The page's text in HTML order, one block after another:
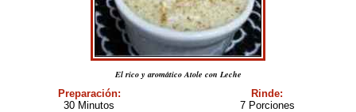
El rico y aromático Atole con Leche
Preparación:
30 Minutos
Rinde:
7 Porciones